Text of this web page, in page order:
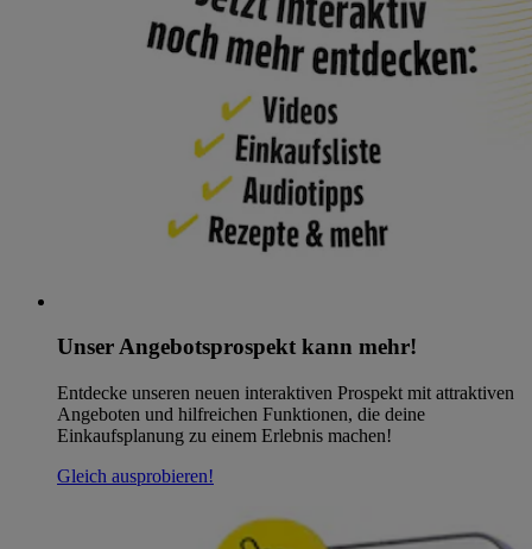
Unser Angebotsprospekt kann mehr!
Entdecke unseren neuen interaktiven Prospekt mit attraktiven
Angeboten und hilfreichen Funktionen, die deine
Einkaufsplanung zu einem Erlebnis machen!
Gleich ausprobieren!